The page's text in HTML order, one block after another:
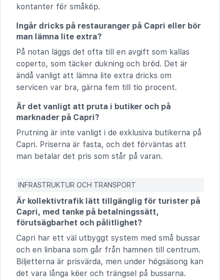
kontanter för småköp.
Ingår dricks på restauranger på Capri eller bör
man lämna lite extra?
På notan läggs det ofta till en avgift som kallas
coperto, som täcker dukning och bröd. Det är
ändå vanligt att lämna lite extra dricks om
servicen var bra, gärna fem till tio procent.
Är det vanligt att pruta i butiker och på
marknader på Capri?
Prutning är inte vanligt i de exklusiva butikerna på
Capri. Priserna är fasta, och det förväntas att
man betalar det pris som står på varan.
INFRASTRUKTUR OCH TRANSPORT
Är kollektivtrafik lätt tillgänglig för turister på
Capri, med tanke på betalningssätt,
förutsägbarhet och pålitlighet?
Capri har ett väl utbyggt system med små bussar
och en linbana som går från hamnen till centrum.
Biljetterna är prisvärda, men under högsäsong kan
det vara långa köer och trängsel på bussarna.